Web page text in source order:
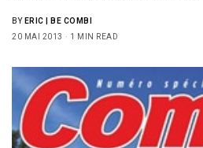
BY ERIC | BE COMBI
20 MAI 2013
1 MIN READ